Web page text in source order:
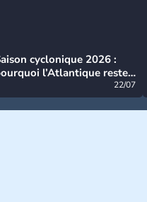
cyclonique 2026 :
l’Atlantique reste
22/07